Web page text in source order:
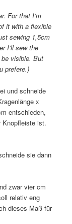
For that I’m
it with a flexible
sewing 1,5cm
I’ll sew the
visible. But
prefere.)
und schneide
x
entschieden,
Knopfleiste ist.
sie dann
zwar vier cm
relativ eng
dieses Maß für